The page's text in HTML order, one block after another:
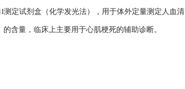
定试剂盒（化学发光法），用于体外定量测定人血清
含量，临床上主要用于心肌梗死的辅助诊断。